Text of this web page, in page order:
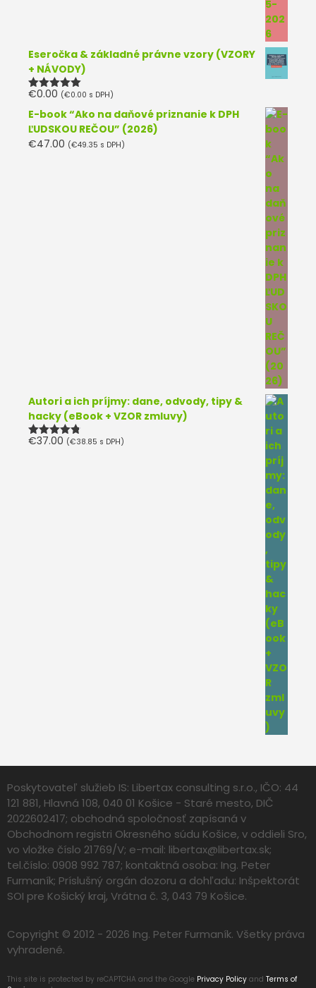
Eseročka & základné právne vzory (VZORY
+ NÁVODY)
Hodnotenie
€0.00 (€0.00 s DPH)
E-book “Ako na daňové priznanie k DPH
ĽUDSKOU REČOU” (2026)
€47.00 (€49.35 s DPH)
Autori a ich príjmy: dane, odvody, tipy &
hacky (eBook + VZOR zmluvy)
Hodnotenie
€37.00 (€38.85 s DPH)
Poskytovateľ služieb IS: Libertax consulting s.r.o., IČO: 44
121 881, Hlavná 108, 040 01 Košice - Staré mesto, DIČ
2022602417; obchodná spoločnosť zapísaná v
Obchodnom registri Okresného súdu Košice, v oddieli Sro,
vo vložke číslo 21769/V; e-mail: libertax@libertax.sk;
tel.číslo: 0908 992 787; kontaktná osoba: Ing. Peter
Furmaník; Príslušný orgán dozoru a dohľadu: Inšpektorát
SOI pre Košický kraj, Vrátna č. 3, 043 79 Košice.
Copyright © 2012 - 2026 Ing. Peter Furmaník. Všetky práva
vyhradené.
This site is protected by reCAPTCHA and the Google Privacy Policy and Terms of